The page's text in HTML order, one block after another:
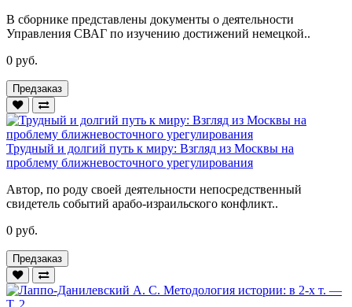
В сборнике представлены документы о деятельности
Управления СВАГ по изучению достижений немецкой..
0 руб.
Предзаказ
Трудный и долгий путь к миру: Взгляд из Москвы на
проблему ближневосточного урегулирования
Автор, по роду своей деятельности непосредственный
свидетель событий арабо-израильского конфликт..
0 руб.
Предзаказ